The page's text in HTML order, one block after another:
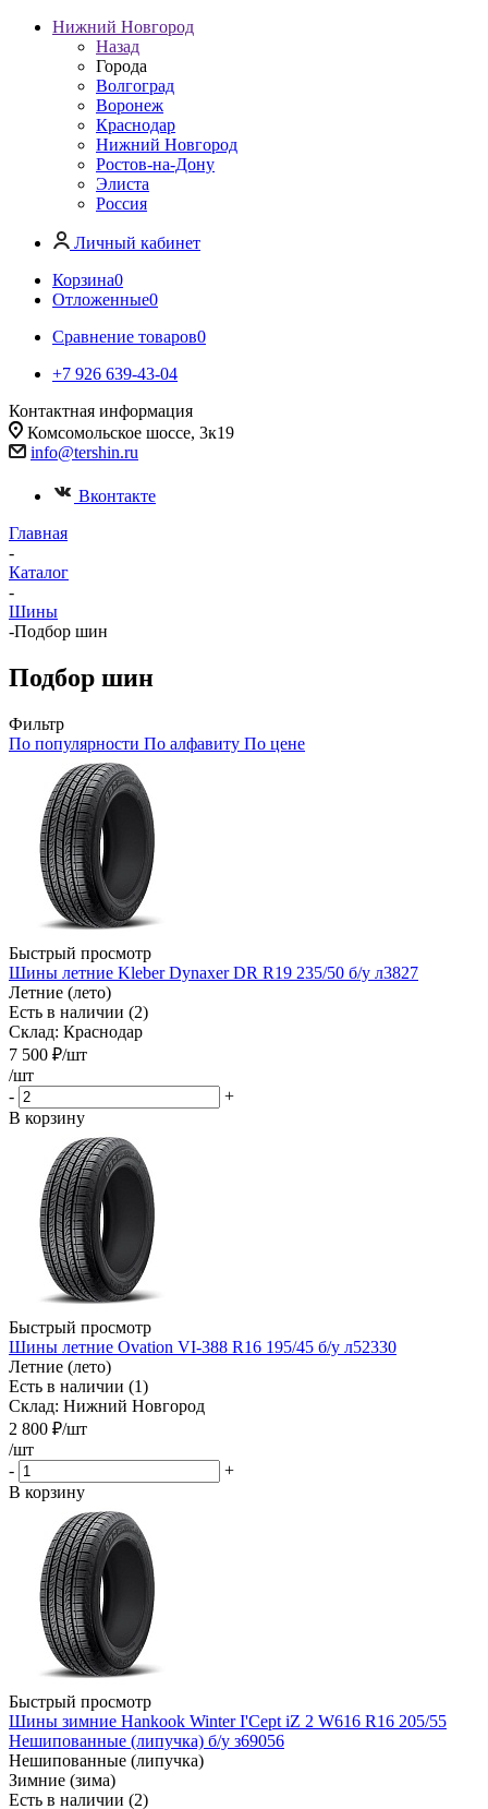
Нижний Новгород
Назад
Города
Волгоград
Воронеж
Краснодар
Нижний Новгород
Ростов-на-Дону
Элиста
Россия
Личный кабинет
Корзина0
Отложенные0
Сравнение товаров0
+7 926 639-43-04
Контактная информация
Комсомольское шоссе, 3к19
info@tershin.ru
Вконтакте
Главная
-
Каталог
-
Шины
-Подбор шин
Подбор шин
Фильтр
По популярности По алфавиту По цене
Быстрый просмотр
Шины летние Kleber Dynaxer DR R19 235/50 б/у л3827
Летние (лето)
Есть в наличии (2)
Склад: Краснодар
7 500 ₽/шт
/шт
-
+
В корзину
Быстрый просмотр
Шины летние Ovation VI-388 R16 195/45 б/у л52330
Летние (лето)
Есть в наличии (1)
Склад: Нижний Новгород
2 800 ₽/шт
/шт
-
+
В корзину
Быстрый просмотр
Шины зимние Hankook Winter I'Cept iZ 2 W616 R16 205/55
Нешипованные (липучка) б/у з69056
Нешипованные (липучка)
Зимние (зима)
Есть в наличии (2)